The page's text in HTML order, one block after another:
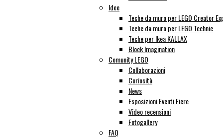
Idee
Teche da muro per LEGO Creator
Teche da muro per LEGO Technic
Teche per Ikea KALLAX
Block Imagination
Comunity LEGO
Collaborazioni
Curiosità
News
Esposizioni Eventi Fiere
Video recensioni
Fotogallery
FAQ